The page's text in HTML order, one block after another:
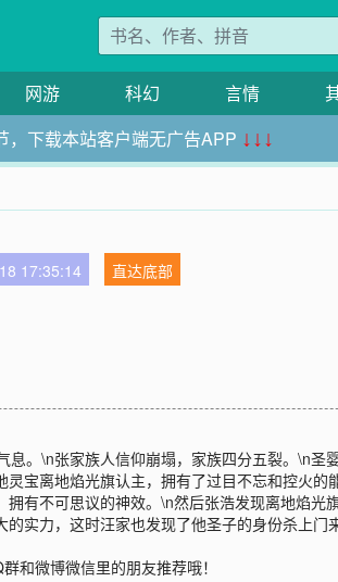
网游 科幻 言情
，下载本站客户端无广告APP ↓↓↓
17:35:14
直达底部
息。\n张家族人信仰崩塌，家族四分五裂。\n
宝离地焰光旗认主，拥有了过目不忘和控火
有不可思议的神效。\n然后张浩发现离地焰光
实力，这时汪家也发现了他圣子的身份杀上
和微博微信里的朋友推荐哦！